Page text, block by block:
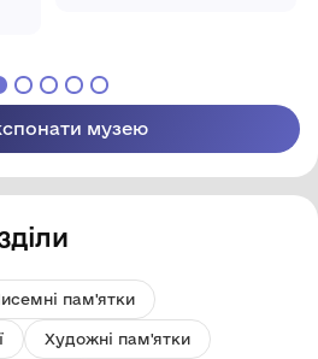
області
музею
пам'ятки
Художні пам'ятки